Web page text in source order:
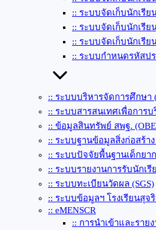
:: ระบบจัดเก็บนักเรีย
:: ระบบจัดเก็บนักเรีย
:: ระบบจัดเก็บนักเรีย
:: ระบบกำหนดรหัสปร
:: ระบบบริหารจัดการศึกษา
:: ระบบสารสนเทศเพื่อการบ
:: ข้อมูลสินทรัพย์ สพฐ.
:: ระบบฐานข้อมูลสิ่งก่อสร้าง
:: ระบบปัจจัยพื้นฐานเด็กยา
:: ระบบรายงานการรับนักเรี
:: ระบบทะเบียนวัดผล (SGS)
:: ระบบข้อมูลฯ โรงเรียนสุ
:: eMENSCR
:: การนำเข้าและราย